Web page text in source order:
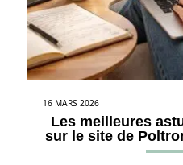
16 MARS 2026
Les meilleures
sur le site de